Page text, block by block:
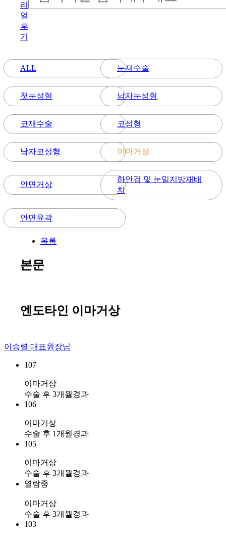
리
얼
후
기
ALL 눈재수술
첫눈성형 남자눈성형
코재수술 코성형
남자코성형 이마거상
안면거상
하안검 및 눈밑지방재배
치
안면윤곽
목록
본문
엔도타인 이마거상
이승렬 대표원장님
107
이마거상
수술 후 3개월경과
106
이마거상
수술 후 1개월경과
105
이마거상
수술 후 3개월경과
열람중
이마거상
수술 후 3개월경과
103